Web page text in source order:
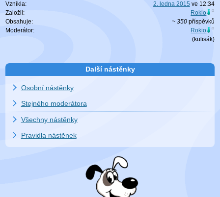
Vznikla: 2. ledna 2015 ve 12:34
Založil:
Rokio
Obsahuje:
~ 350příspěvků
Moderátor:
Rokio
(kulisák)
Další nástěnky
Osobní nástěnky
Stejného moderátora
Všechny nástěnky
Pravidla nástěnek